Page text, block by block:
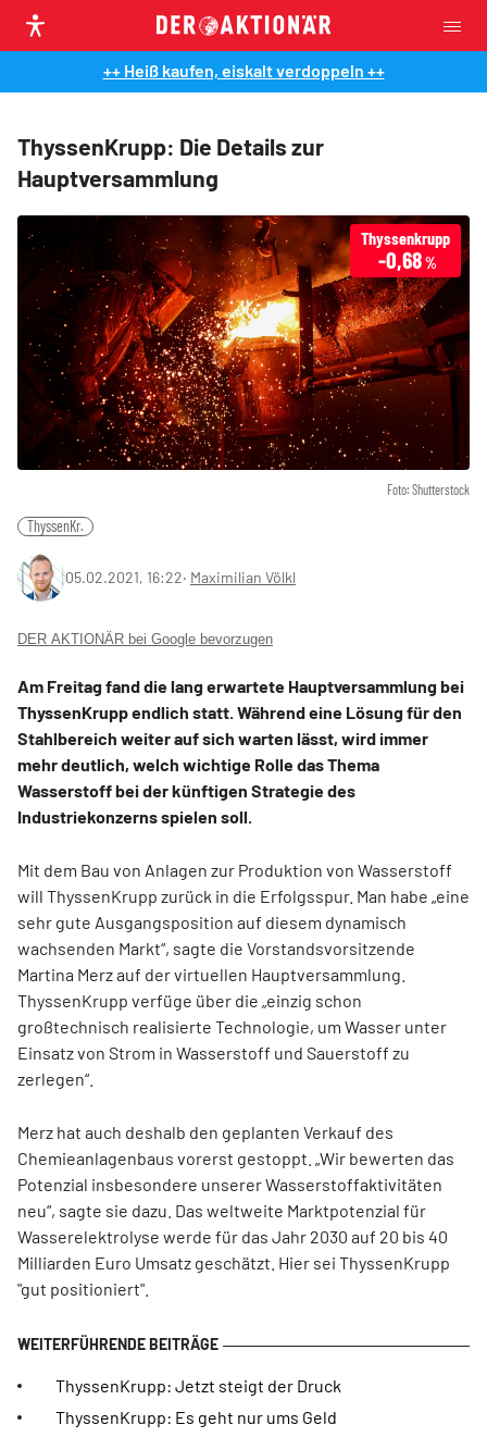
++ Heiß kaufen, eiskalt verdoppeln ++
ThyssenKrupp: Die Details zur
Hauptversammlung
Foto: Shutterstock
Thyssenkrupp
-0,68%
ThyssenKr.
05.02.2021, 16:22‧ Maximilian Völkl
DER AKTIONÄR bei Google bevorzugen
Am Freitag fand die lang erwartete Hauptversammlung bei
ThyssenKrupp endlich statt. Während eine Lösung für den
Stahlbereich weiter auf sich warten lässt, wird immer
mehr deutlich, welch wichtige Rolle das Thema
Wasserstoff bei der künftigen Strategie des
Industriekonzerns spielen soll.
Mit dem Bau von Anlagen zur Produktion von Wasserstoff
will ThyssenKrupp zurück in die Erfolgsspur. Man habe „eine
sehr gute Ausgangsposition auf diesem dynamisch
wachsenden Markt“, sagte die Vorstandsvorsitzende
Martina Merz auf der virtuellen Hauptversammlung.
ThyssenKrupp verfüge über die „einzig schon
großtechnisch realisierte Technologie, um Wasser unter
Einsatz von Strom in Wasserstoff und Sauerstoff zu
zerlegen“.
Merz hat auch deshalb den geplanten Verkauf des
Chemieanlagenbaus vorerst gestoppt. „Wir bewerten das
Potenzial insbesondere unserer Wasserstoffaktivitäten
neu“, sagte sie dazu. Das weltweite Marktpotenzial für
Wasserelektrolyse werde für das Jahr 2030 auf 20 bis 40
Milliarden Euro Umsatz geschätzt. Hier sei ThyssenKrupp
"gut positioniert".
ThyssenKrupp: Jetzt steigt der Druck
ThyssenKrupp: Es geht nur ums Geld